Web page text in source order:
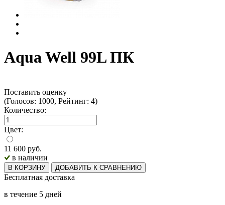
Aqua Well 99L ПК
Поставить оценку
(Голосов: 1000, Рейтинг: 4)
Количество:
Цвет:
11 600 руб.
в наличии
В КОРЗИНУ ДОБАВИТЬ К СРАВНЕНИЮ
Бесплатная доставка
в течение 5 дней